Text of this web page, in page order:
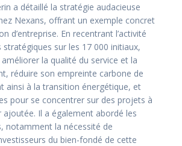
a détaillé la stratégie audacieuse
Nexans, offrant un exemple concret
d’entreprise. En recentrant l’activité
stratégiques sur les 17 000 initiaux,
améliorer la qualité du service et la
réduire son empreinte carbone de
ainsi à la transition énergétique, et
pour se concentrer sur des projets à
Il a également abordé les
notamment la nécessité de
du bien-fondé de cette